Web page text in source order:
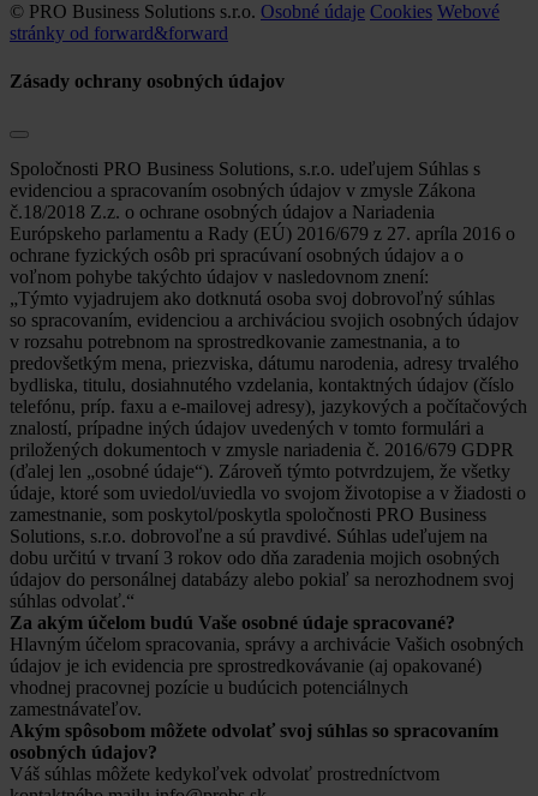
© PRO Business Solutions s.r.o. Osobné údaje Cookies Webové
stránky od forward&forward
Zásady ochrany osobných údajov
Spoločnosti PRO Business Solutions, s.r.o. udeľujem Súhlas s
evidenciou a spracovaním osobných údajov v zmysle Zákona
č.18/2018 Z.z. o ochrane osobných údajov a Nariadenia
Európskeho parlamentu a Rady (EÚ) 2016/679 z 27. apríla 2016 o
ochrane fyzických osôb pri spracúvaní osobných údajov a o
voľnom pohybe takýchto údajov v nasledovnom znení:
„Týmto vyjadrujem ako dotknutá osoba svoj dobrovoľný súhlas
so spracovaním, evidenciou a archiváciou svojich osobných údajov
v rozsahu potrebnom na sprostredkovanie zamestnania, a to
predovšetkým mena, priezviska, dátumu narodenia, adresy trvalého
bydliska, titulu, dosiahnutého vzdelania, kontaktných údajov (číslo
telefónu, príp. faxu a e-mailovej adresy), jazykových a počítačových
znalostí, prípadne iných údajov uvedených v tomto formulári a
priložených dokumentoch v zmysle nariadenia č. 2016/679 GDPR
(ďalej len „osobné údaje“). Zároveň týmto potvrdzujem, že všetky
údaje, ktoré som uviedol/uviedla vo svojom životopise a v žiadosti o
zamestnanie, som poskytol/poskytla spoločnosti PRO Business
Solutions, s.r.o. dobrovoľne a sú pravdivé. Súhlas udeľujem na
dobu určitú v trvaní 3 rokov odo dňa zaradenia mojich osobných
údajov do personálnej databázy alebo pokiaľ sa nerozhodnem svoj
súhlas odvolať.“
Za akým účelom budú Vaše osobné údaje spracované?
Hlavným účelom spracovania, správy a archivácie Vašich osobných
údajov je ich evidencia pre sprostredkovávanie (aj opakované)
vhodnej pracovnej pozície u budúcich potenciálnych
zamestnávateľov.
Akým spôsobom môžete odvolať svoj súhlas so spracovaním
osobných údajov?
Váš súhlas môžete kedykoľvek odvolať prostredníctvom